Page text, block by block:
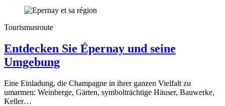
Tourismusroute
Entdecken Sie Épernay und seine
Umgebung
Eine Einladung, die Champagne in ihrer ganzen Vielfalt zu
umarmen: Weinberge, Gärten, symbolträchtige Häuser, Bauwerke,
Keller…